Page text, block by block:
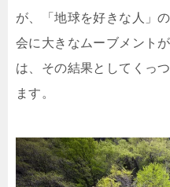
が、「地球を好きな人」
会に大きなムーブメント
は、その結果としてくっ
ます。